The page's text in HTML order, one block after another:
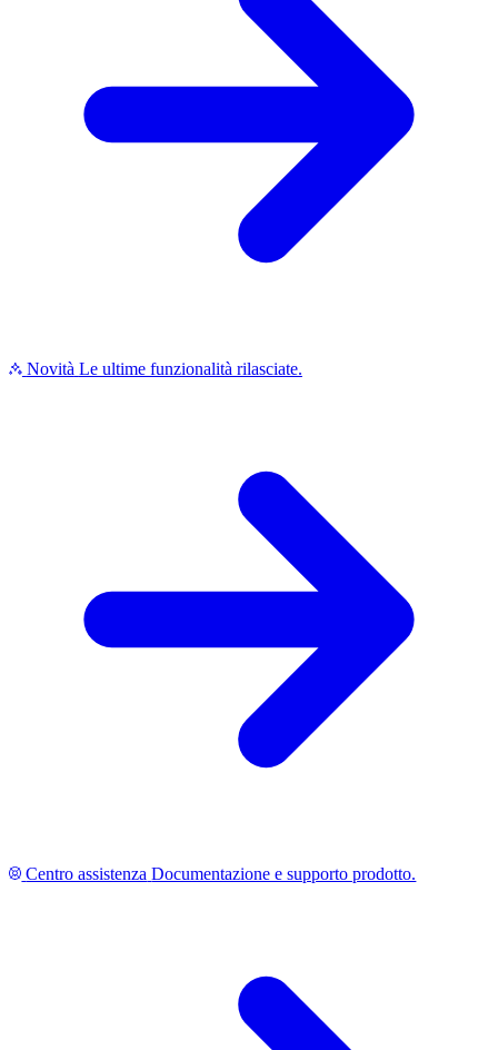
Novità Le ultime funzionalità rilasciate.
Centro assistenza Documentazione e supporto prodotto.